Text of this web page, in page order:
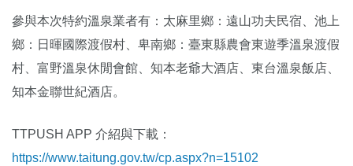
參與本次特約溫泉業者有：太麻里鄉：遠山功夫民宿、池上
鄉：日暉國際渡假村、卑南鄉：臺東縣農會東遊季溫泉渡假
村、富野溫泉休閒會館、知本老爺大酒店、東台溫泉飯店、
知本金聯世紀酒店。
TTPUSH APP 介紹與下載：
https://www.taitung.gov.tw/cp.aspx?n=15102